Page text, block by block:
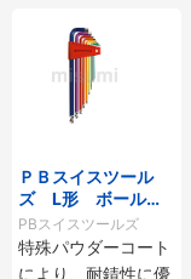
ＰＢスイスツール
ズ L形 ボール付
ロング六角棒レンチ
セット（レインボ
ー）
PBスイスツールズ
特殊パウダーコート
により、耐錆性に優